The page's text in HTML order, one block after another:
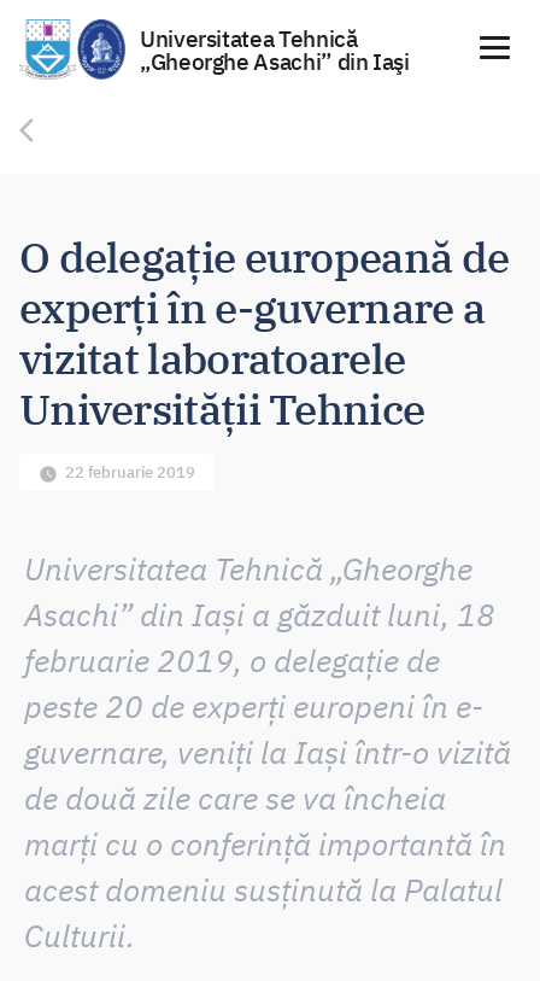
Universitatea Tehnică
„Gheorghe Asachi” din Iaşi
O delegație europeană de
experți în e-guvernare a
vizitat laboratoarele
Universității Tehnice
22 februarie 2019
Universitatea Tehnică „Gheorghe
Asachi” din Iași a găzduit luni, 18
februarie 2019, o delegație de
peste 20 de experți europeni în e-
guvernare, veniți la Iași într-o vizită
de două zile care se va încheia
marți cu o conferință importantă în
acest domeniu susținută la Palatul
Culturii.